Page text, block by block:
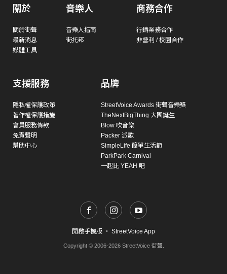
關於
關於街聲
最新消息
媒體工具
音樂人
音樂人指南
街托邦
商務合作
行銷業務合作
非營利 / 校園合作
支援服務
隱私權保護政策
著作權保護措施
會員服務條款
免責聲明
幫助中心
品牌
StreetVoice Awards 街聲音樂獎
TheNextBigThing 大團誕生
Blow 吹音樂
Packer 派歌
SimpleLife 簡單生活節
ParkPark Carnival
一起比 YEAH 吧
開啟手機版 ・ StreetVoice App
Copyright © 2006-2026 StreetVoice 街聲.